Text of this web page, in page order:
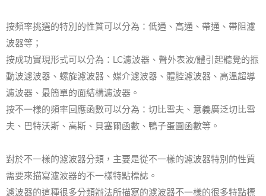
按頻率挑選的特別的性質可以分為：低通、高通、帶通、帶阻濾
波器等；
按成功實現形式可以分為：LC濾波器、聲外表波/體引起聽覺的振
動波濾波器、螺旋濾波器、媒介濾波器、體腔濾波器、高溫超導
濾波器、最簡單的面結構濾波器。
按不一樣的頻率回應函數可以分為：切比雪夫、意義廣泛切比雪
夫、巴特沃斯、高斯、貝塞爾函數、鴨子蛋圓函數等。
對於不一樣的濾波器分類，主要是從不一樣的濾波器特別的性質
需要來描寫濾波器的不一樣特點標誌。
濾波器的這種很多分類辦法所描寫的濾波器不一樣的很多特點標